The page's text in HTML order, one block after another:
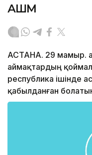
АШМ
АСТАНА. 29 мамыр.
аймақтардың
республика ішінде
қабылданған